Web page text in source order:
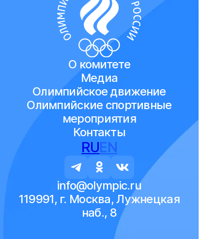
О комитете
Медиа
Олимпийское движение
Олимпийские спортивные
мероприятия
Контакты
RUEN
info@olympic.ru
119991, г. Москва, Лужнецкая
наб., 8